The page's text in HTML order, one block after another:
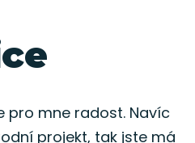
pro mne radost. Navíc
projekt, tak jste má